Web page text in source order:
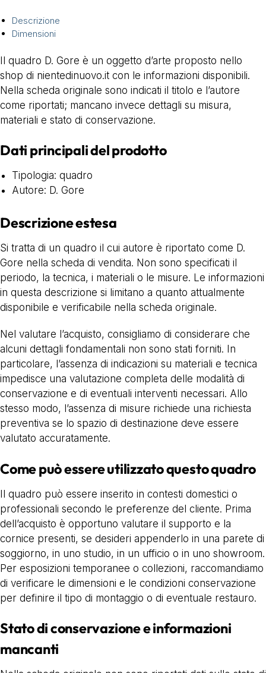
Descrizione
Dimensioni
Il quadro D. Gore è un oggetto d’arte proposto nello
shop di nientedinuovo.it con le informazioni disponibili.
Nella scheda originale sono indicati il titolo e l’autore
come riportati; mancano invece dettagli su misura,
materiali e stato di conservazione.
Dati principali del prodotto
Tipologia: quadro
Autore: D. Gore
Descrizione estesa
Si tratta di un quadro il cui autore è riportato come D.
Gore nella scheda di vendita. Non sono specificati il
periodo, la tecnica, i materiali o le misure. Le informazioni
in questa descrizione si limitano a quanto attualmente
disponibile e verificabile nella scheda originale.
Nel valutare l’acquisto, consigliamo di considerare che
alcuni dettagli fondamentali non sono stati forniti. In
particolare, l’assenza di indicazioni su materiali e tecnica
impedisce una valutazione completa delle modalità di
conservazione e di eventuali interventi necessari. Allo
stesso modo, l’assenza di misure richiede una richiesta
preventiva se lo spazio di destinazione deve essere
valutato accuratamente.
Come può essere utilizzato questo quadro
Il quadro può essere inserito in contesti domestici o
professionali secondo le preferenze del cliente. Prima
dell’acquisto è opportuno valutare il supporto e la
cornice presenti, se desideri appenderlo in una parete di
soggiorno, in uno studio, in un ufficio o in uno showroom.
Per esposizioni temporanee o collezioni, raccomandiamo
di verificare le dimensioni e le condizioni conservazione
per definire il tipo di montaggio o di eventuale restauro.
Stato di conservazione e informazioni
mancanti